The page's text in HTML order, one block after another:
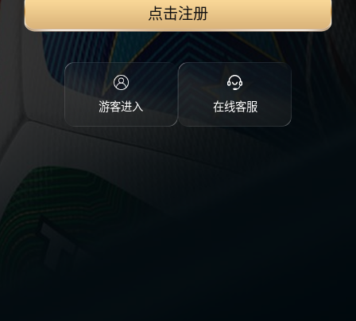
点击注册
游客进入 在线客服